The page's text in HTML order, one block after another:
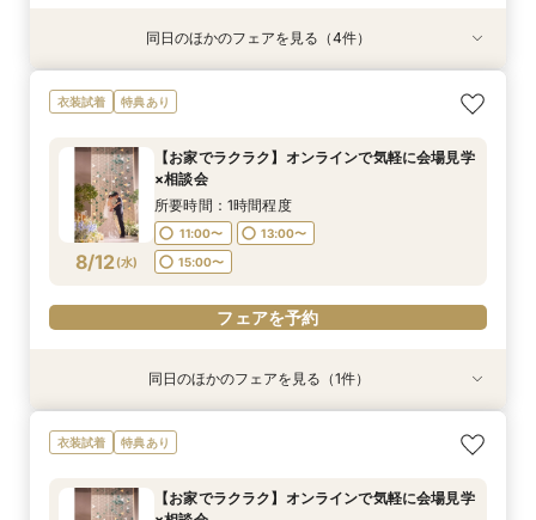
特典あり
8/11(火)
<少人数婚に◎>豪華コース試食×アットホーム相
談会*宿泊特典付
9:30〜
フェアを予約
衣装試着 特典あり
8/11(火)
◇人気フェア◇フィレ肉含む特選4品試食×最新
演出体験フェア
9:30〜
フェアを予約
特典あり
8/11(火)
【お家でラクラク】オンラインで気軽に会場見学
×相談会
11:00〜
15:00〜
フェアを予約
8/11(火)
＼サクッと60分で結婚式のことがわかる／時短
ウエディングフェア
9:30〜
フェアを予約
同日のほかのフェアを見る（4件）
衣装試着 特典あり
8/12(水)
【お家でラクラク】オンラインで気軽に会場見学
×相談会
所要時間：1時間程度
11:00〜
13:00〜
15:00〜
フェアを予約
＼サクッと60分で結婚式のことがわかる／時短
ウエディングフェア
9:30〜
同日のほかのフェアを見る（1件）
衣装試着 特典あり
【お家でラクラク】オンラインで気軽に会場見学